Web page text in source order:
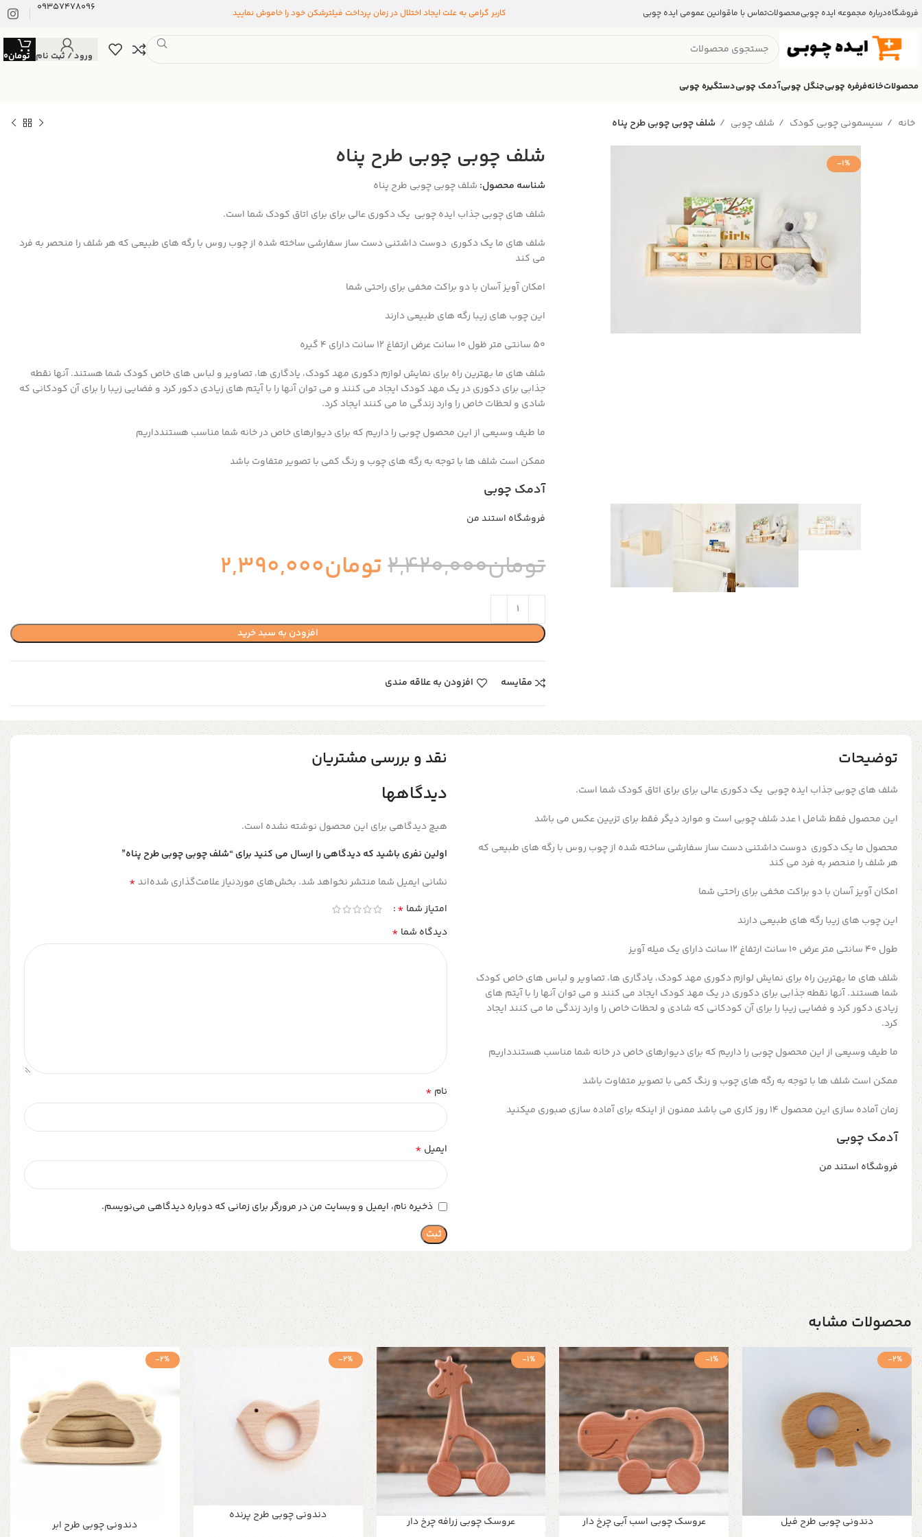
فروشگاهدرباره مجموعه ایده چوبیمحصولاتتماس با ماقوانین عمومی ایده چوبی کاربر گرامی به علت ایجاد اختلال در زمان پرداخت فیلترشکن خود را خاموش نمایید 09357478096
ورود / ثبت نام تومان0
محصولاتخانهفرفره چوبیجنگل چوبیآدمک چوبیدستگیره چوبی
خانه سیسمونی چوبی کودک شلف چوبی شلف چوبی چوبی طرح پناه
-1% شلف چوبی چوبی طرح پناه
شناسه محصول: شلف چوبی چوبی طرح پناه
شلف های چوبی جذاب ایده چوبی یک دکوری عالی برای برای اتاق کودک شما است.
شلف های ما یک دکوری دوست داشتنی دست ساز سفارشی ساخته شده از چوب روس با رگه های طبیعی که هر شلف را منحصر به فرد
می کند
امکان آویز آسان با دو براکت مخفی برای راحتی شما
این چوب های زیبا رگه های طبیعی دارند
50 سانتی متر ظول 10 سانت عرض ارتفاغ 12 سانت دارای 4 گیره
شلف های ما بهترین راه برای نمایش لوازم دکوری مهد کودک، یادگاری ها، تصاویر و لباس های خاص کودک شما هستند.آنها نقطه
جذابی برای دکوری در یک مهد کودک ایجاد می کنند و می توان آنها را با آیتم های زیادی دکور کرد و فضایی زیبا را برای آن کودکانی که
شادی و لحظات خاص را وارد زندگی ما می کنند ایجاد کرد.
ما طیف وسیعی از این محصول چوبی را داریم که برای دیوارهای خاص در خانه شما مناسب هستندداریم
ممکن است شلف ها با توجه به رگه های چوب و رنگ کمی با تصویر متفاوت باشد
آدمک چوبی
فروشگاه استند من
تومان2,420,000تومان2,390,000
افزودن به سبد خرید
مقایسه افزودن به علاقه مندی
توضیحات
شلف های چوبی جذاب ایده چوبی یک دکوری عالی برای برای اتاق کودک شما است.
این محصول فقط شامل 1 عدد شلف چوبی است و موارد دیگر فقط برای تزیین عکس می باشد
محصول ما یک دکوری دوست داشتنی دست ساز سفارشی ساخته شده از چوب روس با رگه های طبیعی که
هر شلف را منحصر به فرد می کند
امکان آویز آسان با دو براکت مخفی برای راحتی شما
این چوب های زیبا رگه های طبیعی دارند
طول 40 سانتی متر عرض 10 سانت ارتفاغ 12 سانت دارای یک میله آویز
شلف های ما بهترین راه برای نمایش لوازم دکوری مهد کودک، یادگاری ها، تصاویر و لباس های خاص کودک
شما هستند.آنها نقطه جذابی برای دکوری در یک مهد کودک ایجاد می کنند و می توان آنها را با آیتم های
زیادی دکور کرد و فضایی زیبا را برای آن کودکانی که شادی و لحظات خاص را وارد زندگی ما می کنند ایجاد
کرد.
ما طیف وسیعی از این محصول چوبی را داریم که برای دیوارهای خاص در خانه شما مناسب هستندداریم
ممکن است شلف ها با توجه به رگه های چوب و رنگ کمی با تصویر متفاوت باشد
زمان آماده سازی این محصول 14 روز کاری می باشد ممنون از اینکه برای آماده سازی صبوری میکنید
آدمک چوبی
فروشگاه استند من
نقد و بررسی مشتریان
دیدگاهها
هیچ دیدگاهی برای این محصول نوشته نشده است.
اولین نفری باشید که دیدگاهی را ارسال می کنید برای “شلف چوبی چوبی طرح پناه”
نشانی ایمیل شما منتشر نخواهد شد. بخش‌های موردنیاز علامت‌گذاری شده‌اند*
امتیاز شما *
دیدگاه شما *
نام *
ایمیل *
ذخیره نام، ایمیل و وبسایت من در مرورگر برای زمانی که دوباره دیدگاهی می‌نویسم.
محصولات مشابه
-2%
دندونی چوبی طرح فیل
-1%
عروسک چوبی اسب آبی چرخ دار
-1%
عروسک چوبی زرافه چرخ دار
-2%
دندونی چوبی طرح پرنده
-2%
دندونی چوبی طرح ابر